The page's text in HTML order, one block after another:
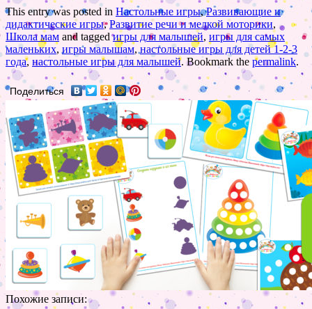
This entry was posted in Настольные игры,Развивающие и
дидактические игры,Развитие речи и мелкой моторики,
Школа мам and taggedигры для малышей, игры для самых
маленьких, игры малышам,настольные игры для детей 1-2-3
года, настольные игры для малышей. Bookmark the permalink.
Поделиться
Похожие записи: